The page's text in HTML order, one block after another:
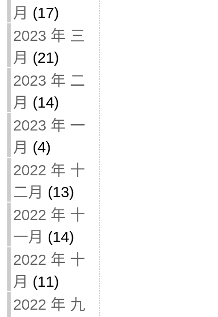
月 (17)
2023 年 三
月 (21)
2023 年 二
月 (14)
2023 年 一
月 (4)
2022 年 十
二月 (13)
2022 年 十
一月 (14)
2022 年 十
月 (11)
2022 年 九